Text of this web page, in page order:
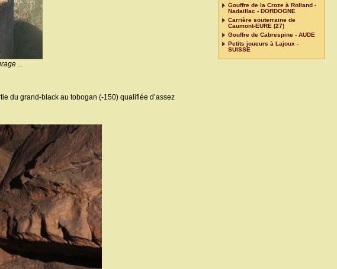
...
du grand-black au tobogan (-150) qualifiée d’assez
Gouffre de la Croze à Rolland -
Nadaillac - DORDOGNE
Carrière souterraine de
Caumont-EURE (27)
Gouffre de Cabrespine - AUDE
Petits joueurs à Lajoux -
SUISSE